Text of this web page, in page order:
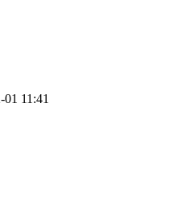
01 11:41